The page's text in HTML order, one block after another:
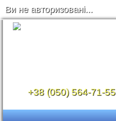
Ви не авторизовані...
+38 (050) 564-71-55